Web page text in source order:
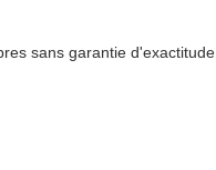
sans garantie d'exactitude.